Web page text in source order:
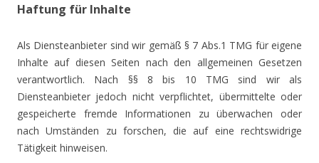
Haftung für Inhalte
Als Diensteanbieter sind wir gemäß § 7 Abs.1 TMG für eigene
Inhalte auf diesen Seiten nach den allgemeinen Gesetzen
verantwortlich. Nach §§ 8 bis 10 TMG sind wir als
Diensteanbieter jedoch nicht verpflichtet, übermittelte oder
gespeicherte fremde Informationen zu überwachen oder
nach Umständen zu forschen, die auf eine rechtswidrige
Tätigkeit hinweisen.